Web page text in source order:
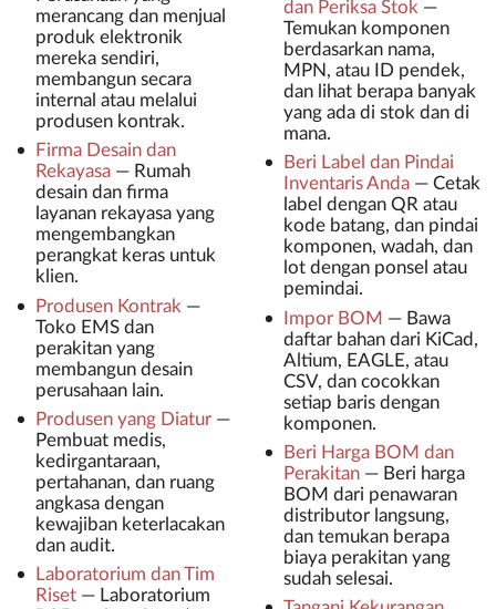
merancang dan menjual
produk elektronik
mereka sendiri,
membangun secara
internal atau melalui
produsen kontrak.
Firma Desain dan
Rekayasa— Rumah
desain dan firma
layanan rekayasa yang
mengembangkan
perangkat keras untuk
klien.
Produsen Kontrak —
Toko EMS dan
perakitan yang
membangun desain
perusahaan lain.
Produsen yang Diatur—
Pembuat medis,
kedirgantaraan,
pertahanan, dan ruang
angkasa dengan
kewajiban keterlacakan
dan audit.
Laboratorium dan Tim
Riset— Laboratorium
dan Periksa Stok —
Temukan komponen
berdasarkan nama,
MPN, atau ID pendek,
dan lihat berapa banyak
yang ada di stok dan di
mana.
Beri Label dan Pindai
Inventaris Anda— Cetak
label dengan QR atau
kode batang, dan pindai
komponen, wadah, dan
lot dengan ponsel atau
pemindai.
Impor BOM — Bawa
daftar bahan dari KiCad,
Altium, EAGLE, atau
CSV, dan cocokkan
setiap baris dengan
komponen.
Beri Harga BOM dan
Perakitan— Beri harga
BOM dari penawaran
distributor langsung,
dan temukan berapa
biaya perakitan yang
sudah selesai.